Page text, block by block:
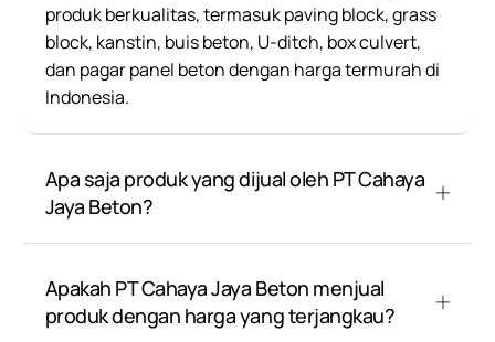
produk berkualitas, termasuk paving block, grass
block, kanstin, buis beton, U-ditch, box culvert,
dan pagar panel beton dengan harga termurah di
Indonesia.
Apa saja produk yang dijual oleh PT Cahaya
Jaya Beton?
Apakah PT Cahaya Jaya Beton menjual
produk dengan harga yang terjangkau?